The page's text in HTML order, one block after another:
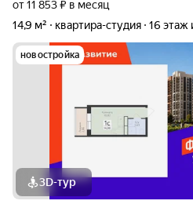
от 11 853 ₽ в месяц
14,9 м²
квартира-студия 16 этаж
новостройка
3D-тур